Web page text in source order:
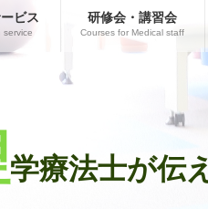
ビス
service
研修会・講習会
Courses for Medical staff
学療法士が伝